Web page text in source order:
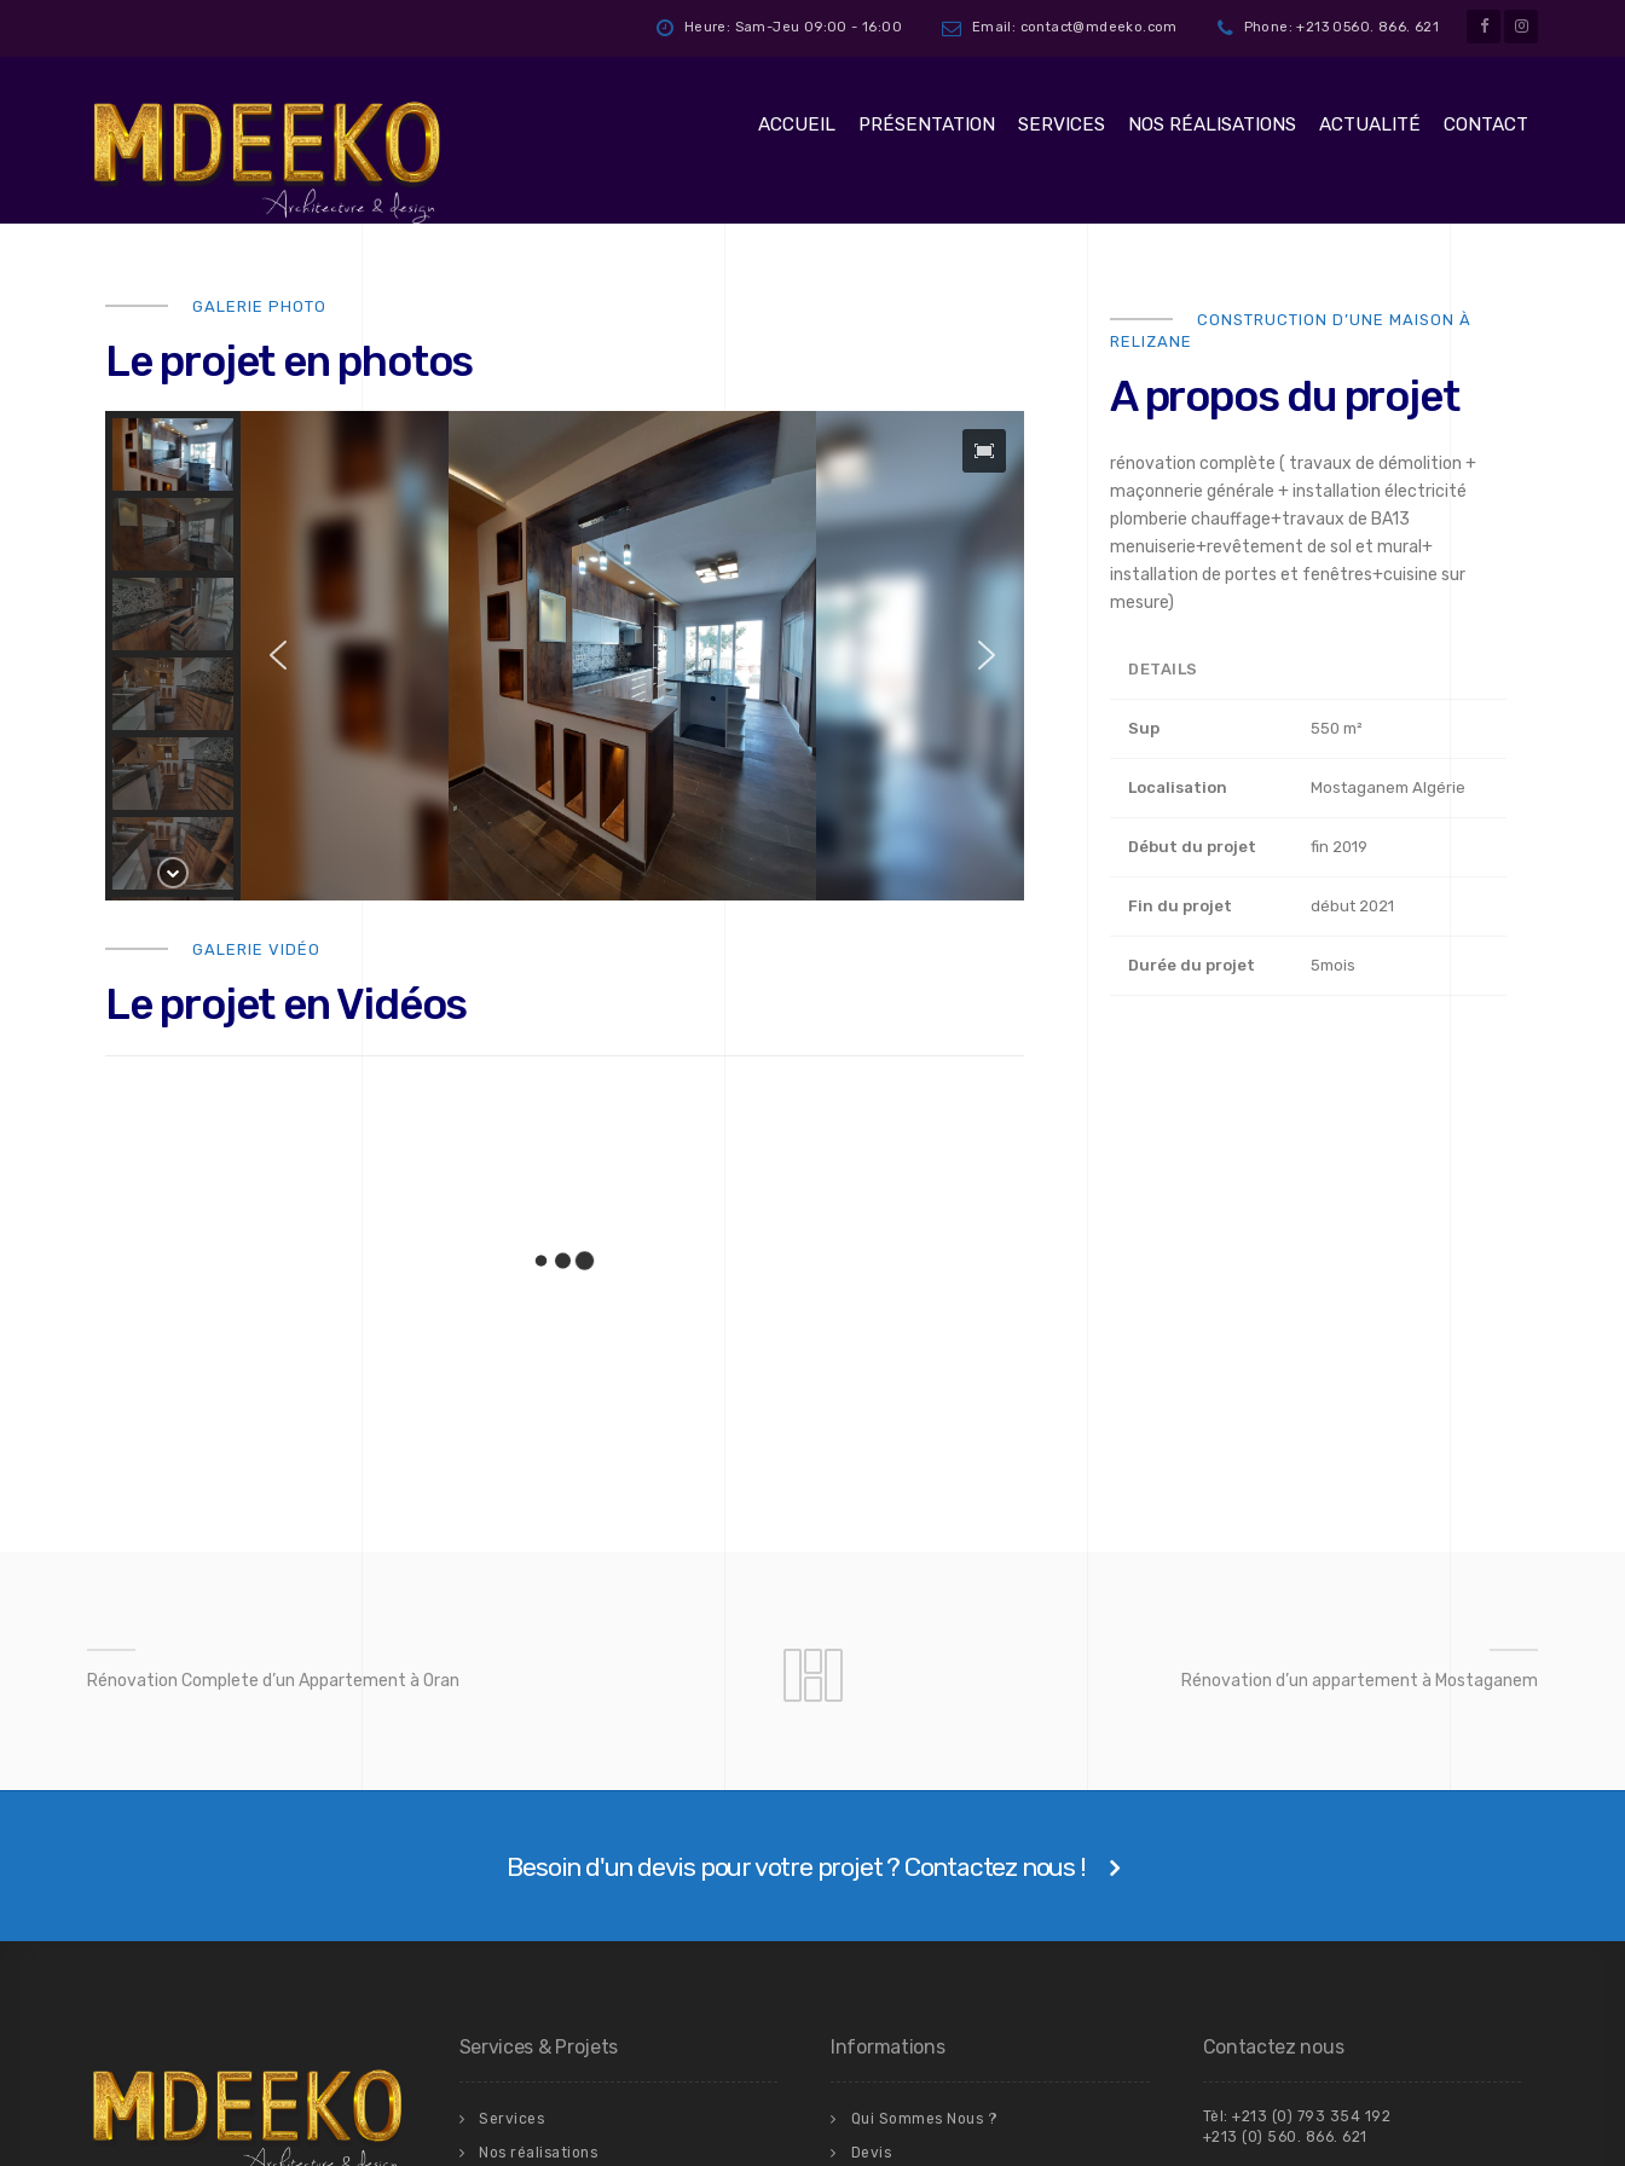
Heure: Sam-Jeu 09:00 - 16:00 Email: contact@mdeeko.com Phone: +213 0560. 866. 621
ACCUEIL PRÉSENTATION SERVICES NOS RÉALISATIONS ACTUALITÉ CONTACT
GALERIE PHOTO
Le projet en photos
GALERIE VIDÉO
Le projet en Vidéos
CONSTRUCTION D’UNE MAISON À
RELIZANE
A propos du projet
rénovation complète ( travaux de démolition +
maçonnerie générale + installation électricité
plomberie chauffage+travaux de BA13
menuiserie+revêtement de sol et mural+
installation de portes et fenêtres+cuisine sur
mesure)
DETAILS
Sup 550 m²
Localisation Mostaganem Algérie
Début du projet fin 2019
Fin du projet début 2021
Durée du projet 5mois
Rénovation Complete d’un Appartement à Oran Rénovation d’un appartement à Mostaganem
Besoin d'un devis pour votre projet ? Contactez nous !
Services & Projets
Services
Nos réalisations
Informations
Qui Sommes Nous ?
Devis
Contactez nous
Tèl: +213 (0) 793 354 192
+213 (0) 560. 866. 621